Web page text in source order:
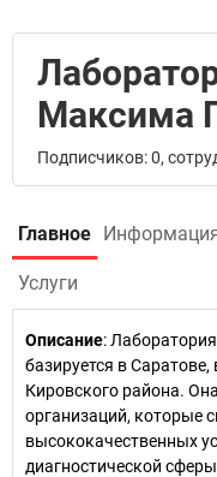
Максима
Подписчиков: 0,
Главное
Услуги
Описание:
базируется в
Кировского района.
организаций, которые
высококачественных
диагностической